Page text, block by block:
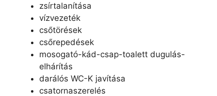
zsírtalanítása
vízvezeték
csőtörések
csőrepedések
mosogató-kád-csap-toalett dugulás-
elhárítás
darálós WC-K javítása
csatornaszerelés